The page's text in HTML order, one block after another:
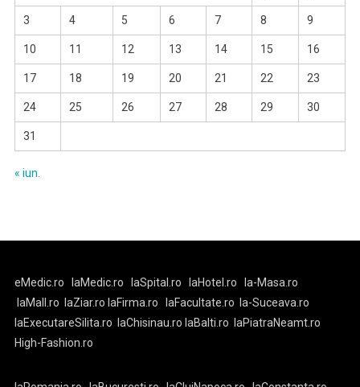
3 4 5 6 7 8 9
10 11 12 13 14 15 16
17 18 19 20 21 22 23
24 25 26 27 28 29 30
31
« iun.
eMedic.ro laMedic.ro laSpital.ro laHotel.ro
la-Masa.ro
laMall.ro
laZiar.ro laFirma.ro laFacultate.ro
la-Suceava.ro
laExecutareSilita.ro
laChisinau.ro laBalti.ro
laPiatraNeamt.ro
High-Fashion.ro